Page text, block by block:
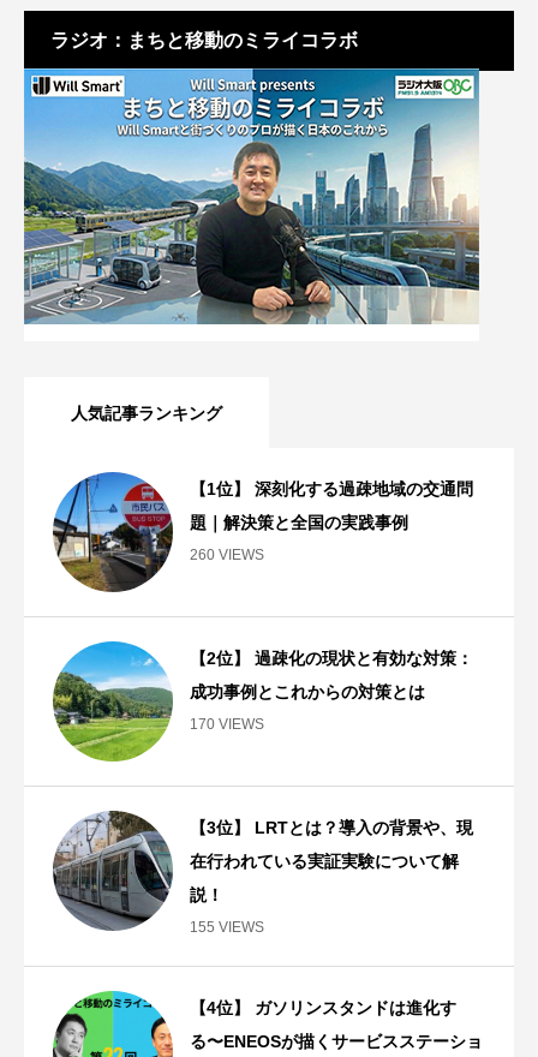
ラジオ：まちと移動のミライコラボ
人気記事ランキング
【1位】 深刻化する過疎地域の交通問
題｜解決策と全国の実践事例
260 VIEWS
【2位】 過疎化の現状と有効な対策：
成功事例とこれからの対策とは
170 VIEWS
【3位】 LRTとは？導入の背景や、現
在行われている実証実験について解
説！
155 VIEWS
【4位】 ガソリンスタンドは進化す
る〜ENEOSが描くサービスステーショ